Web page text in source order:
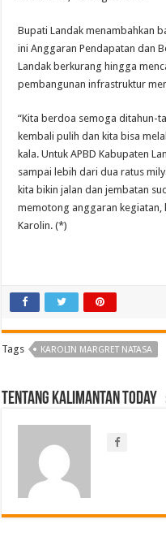
Bupati Landak menambahkan
ini Anggaran Pendapatan dan
Landak berkurang hingga
pembangunan infrastruktur
“Kita berdoa semoga ditahun-
kembali pulih dan kita bisa
kala. Untuk APBD Kabupaten
sampai lebih dari dua ratus
kita bikin jalan dan jembatan
memotong anggaran kegiatan,
Karolin. (*)
Tags KAROLIN MARGRET NATASA
Tentang Kalimantan Today